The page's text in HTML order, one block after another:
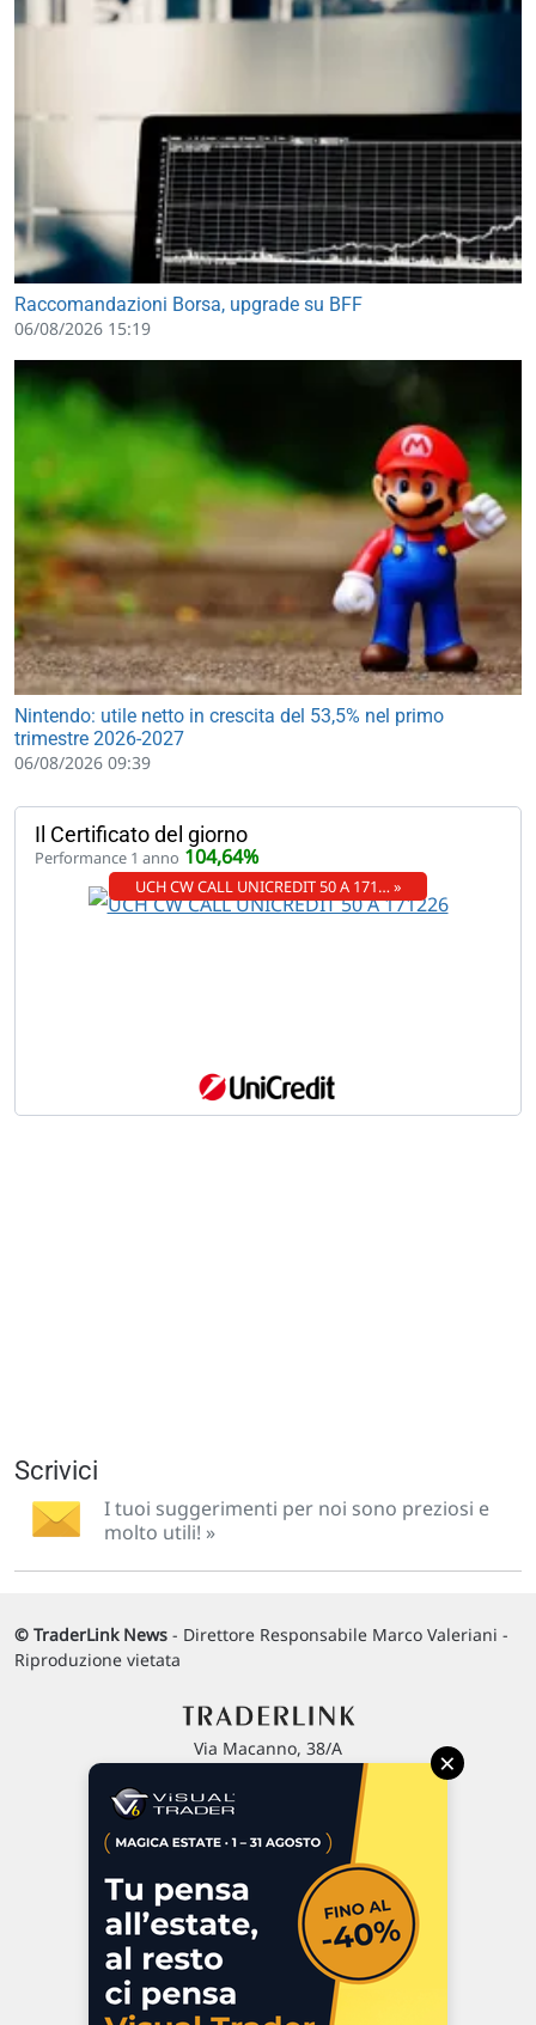
Raccomandazioni Borsa, upgrade su BFF
06/08/2026 15:19
Nintendo: utile netto in crescita del 53,5% nel primo
trimestre 2026-2027
06/08/2026 09:39
Il Certificato del giorno
Performance 1 anno 104,64%
UCH CW CALL UNICREDIT 50 A 171… »
Scrivici
I tuoi suggerimenti per noi sono preziosi e
molto utili! »
© TraderLink News - Direttore Responsabile Marco Valeriani -
Riproduzione vietata
Via Macanno, 38/A
P.IVA 02 452 460 401
Commenti e segnalazioni
Contattaci
×